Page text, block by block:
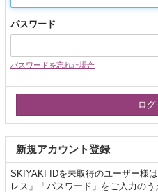
パスワード
パスワードを忘れた場合
新規アカウント登録
SKIYAKI IDを未取得のユーザー様
レス」「パスワード」をご入力の